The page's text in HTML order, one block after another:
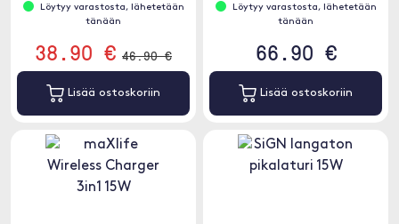
Löytyy varastosta, lähetetään
tänään
38.90 € 46.90 €
Lisää ostoskoriin
Löytyy varastosta, lähetetään
tänään
66.90 €
Lisää ostoskoriin